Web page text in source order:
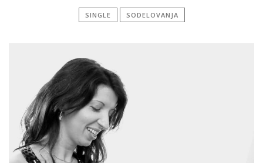
SINGLE SODELOVANJA